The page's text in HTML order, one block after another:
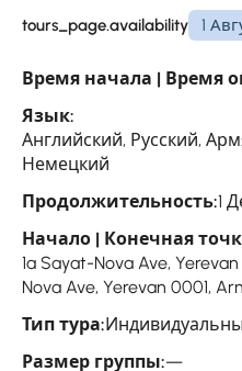
tours_page.availability 1
Время начала | Время
Язык:
Английский, Русский,
Немецкий
Продолжительность:1
Начало | Конечная
1a Sayat-Nova Ave,
Nova Ave, Yerevan 0001,
Тип тура:
Размер группы:—